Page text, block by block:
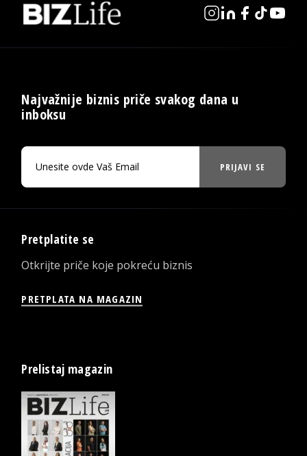
Najvažnije biznis priče svakog dana u
inboksu
PRIJAVI SE
Pretplatite se
Otkrijte priče koje pokreću biznis
PRETPLATA NA MAGAZIN
Prelistaj magazin